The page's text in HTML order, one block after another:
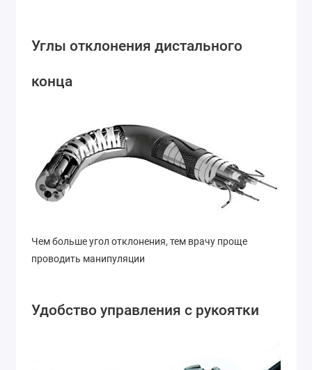
Углы отклонения дистального
конца
Чем больше угол отклонения, тем врачу проще
проводить манипуляции
Удобство управления с рукоятки